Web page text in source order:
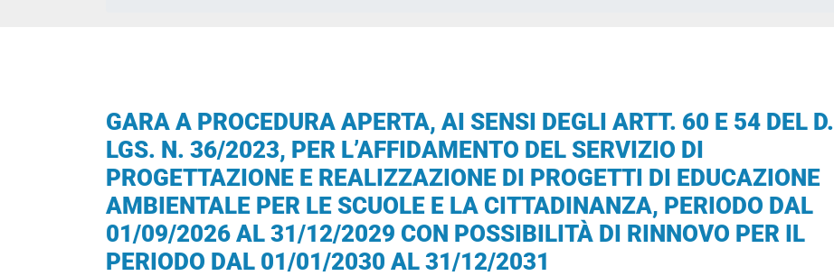
GARA A PROCEDURA APERTA, AI SENSI DEGLI ARTT. 60 E 54 DEL D.
LGS. N. 36/2023, PER L’AFFIDAMENTO DEL SERVIZIO DI
PROGETTAZIONE E REALIZZAZIONE DI PROGETTI DI EDUCAZIONE
AMBIENTALE PER LE SCUOLE E LA CITTADINANZA, PERIODO DAL
01/09/2026 AL 31/12/2029 CON POSSIBILITÀ DI RINNOVO PER IL
PERIODO DAL 01/01/2030 AL 31/12/2031